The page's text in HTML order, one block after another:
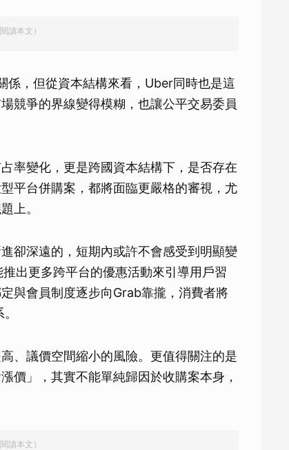
讀本文）
，但從資本結構來看，Uber同時也是這
競爭的界線變得模糊，也讓公平交易委員
率變化，更是跨國資本結構下，是否存在
平台併購案，都將面臨更嚴格的審視，尤
上。
卻深遠的，短期內或許不會感受到明顯變
出更多跨平台的優惠活動來引導用戶習
與會員制度逐步向Grab靠攏，消費者將
、議價空間縮小的風險。更值得關注的是
價」，其實不能單純歸因於收購案本身，
讀本文）